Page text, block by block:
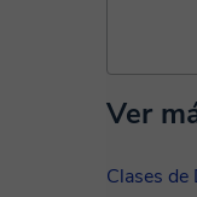
Ver
Clases